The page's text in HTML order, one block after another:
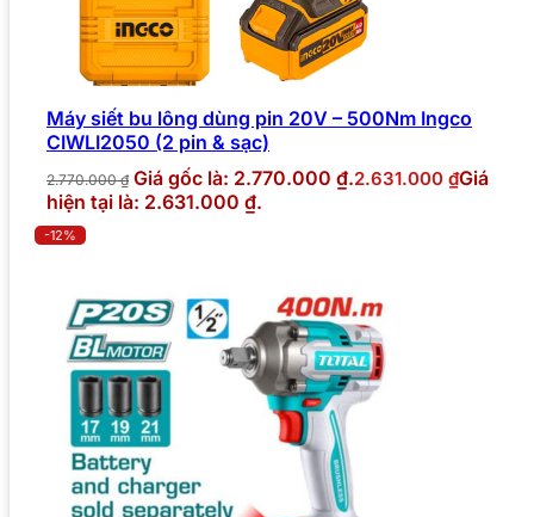
Máy siết bu lông dùng pin 20V – 500Nm Ingco
CIWLI2050 (2 pin & sạc)
2.770.000₫ Giá gốc là: 2.770.000 ₫.2.631.000 ₫Giá
hiện tại là: 2.631.000 ₫.
-12%